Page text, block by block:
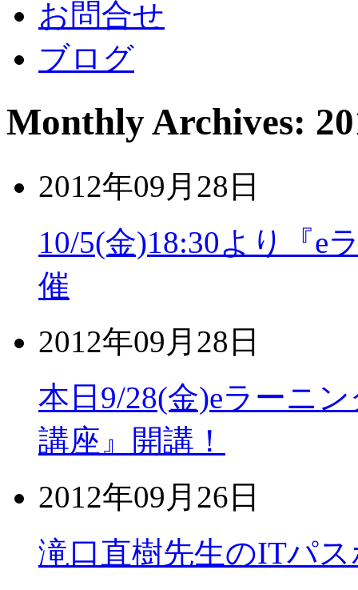
お問合せ
ブログ
Monthly Archives:
2012年09月28日
10/5(金)18:30より『e
催
2012年09月28日
本日9/28(金)eラーニ
講座』開講！
2012年09月26日
滝口直樹先生のITパ